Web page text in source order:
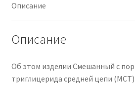
Superior
Includes
MK-
7
Описание
Описание
Об этом изделии Смешанный с
триглицерида средней цепи